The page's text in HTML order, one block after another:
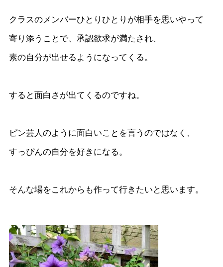
クラスのメンバーひとりひとりが相手を思いやって
寄り添うことで、承認欲求が満たされ、
素の自分が出せるようになってくる。
すると面白さが出てくるのですね。
ピン芸人のように面白いことを言うのではなく、
すっぴんの自分を好きになる。
そんな場をこれからも作って行きたいと思います。